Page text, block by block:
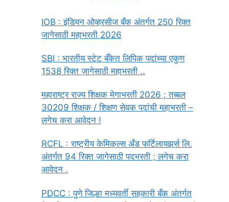
IOB : इंडियन ओव्हरसीज बँक अंतर्गत 250 रिक्त
जागेसाठी महाभरती 2026
SBI : भारतीय स्टेट बँकेत लिपिक पदांच्या एकुण
1538 रिक्त जागेसाठी महाभरती ..
महाराष्ट्र राज्य शिक्षक मेगाभरती 2026 ; तब्बल
30209 शिक्षक / शिक्षण सेवक पदांची महाभरती –
लगेच करा आवेदन !
RCFL : राष्ट्रीय केमिकल्स अँड फर्टिलायझर्स लि.
अंतर्गत 94 रिक्त जागेसाठी पदभरती ; लगेच करा
आवेदन .
PDCC : पुणे जिल्हा मध्यवर्ती सहकारी बँक अंतर्गत